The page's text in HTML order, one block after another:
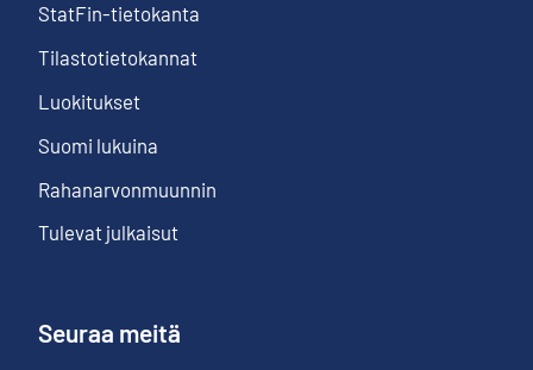
StatFin-tietokanta
Tilastotietokannat
Luokitukset
Suomi lukuina
Rahanarvonmuunnin
Tulevat julkaisut
Seuraa meitä